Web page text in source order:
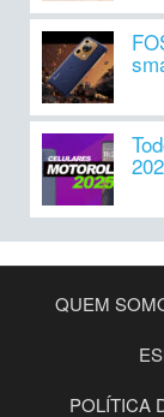
QUEM
POLÍTICA